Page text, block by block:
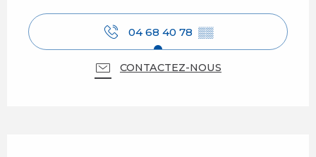
04 68 40 78 ▒▒
CONTACTEZ-NOUS